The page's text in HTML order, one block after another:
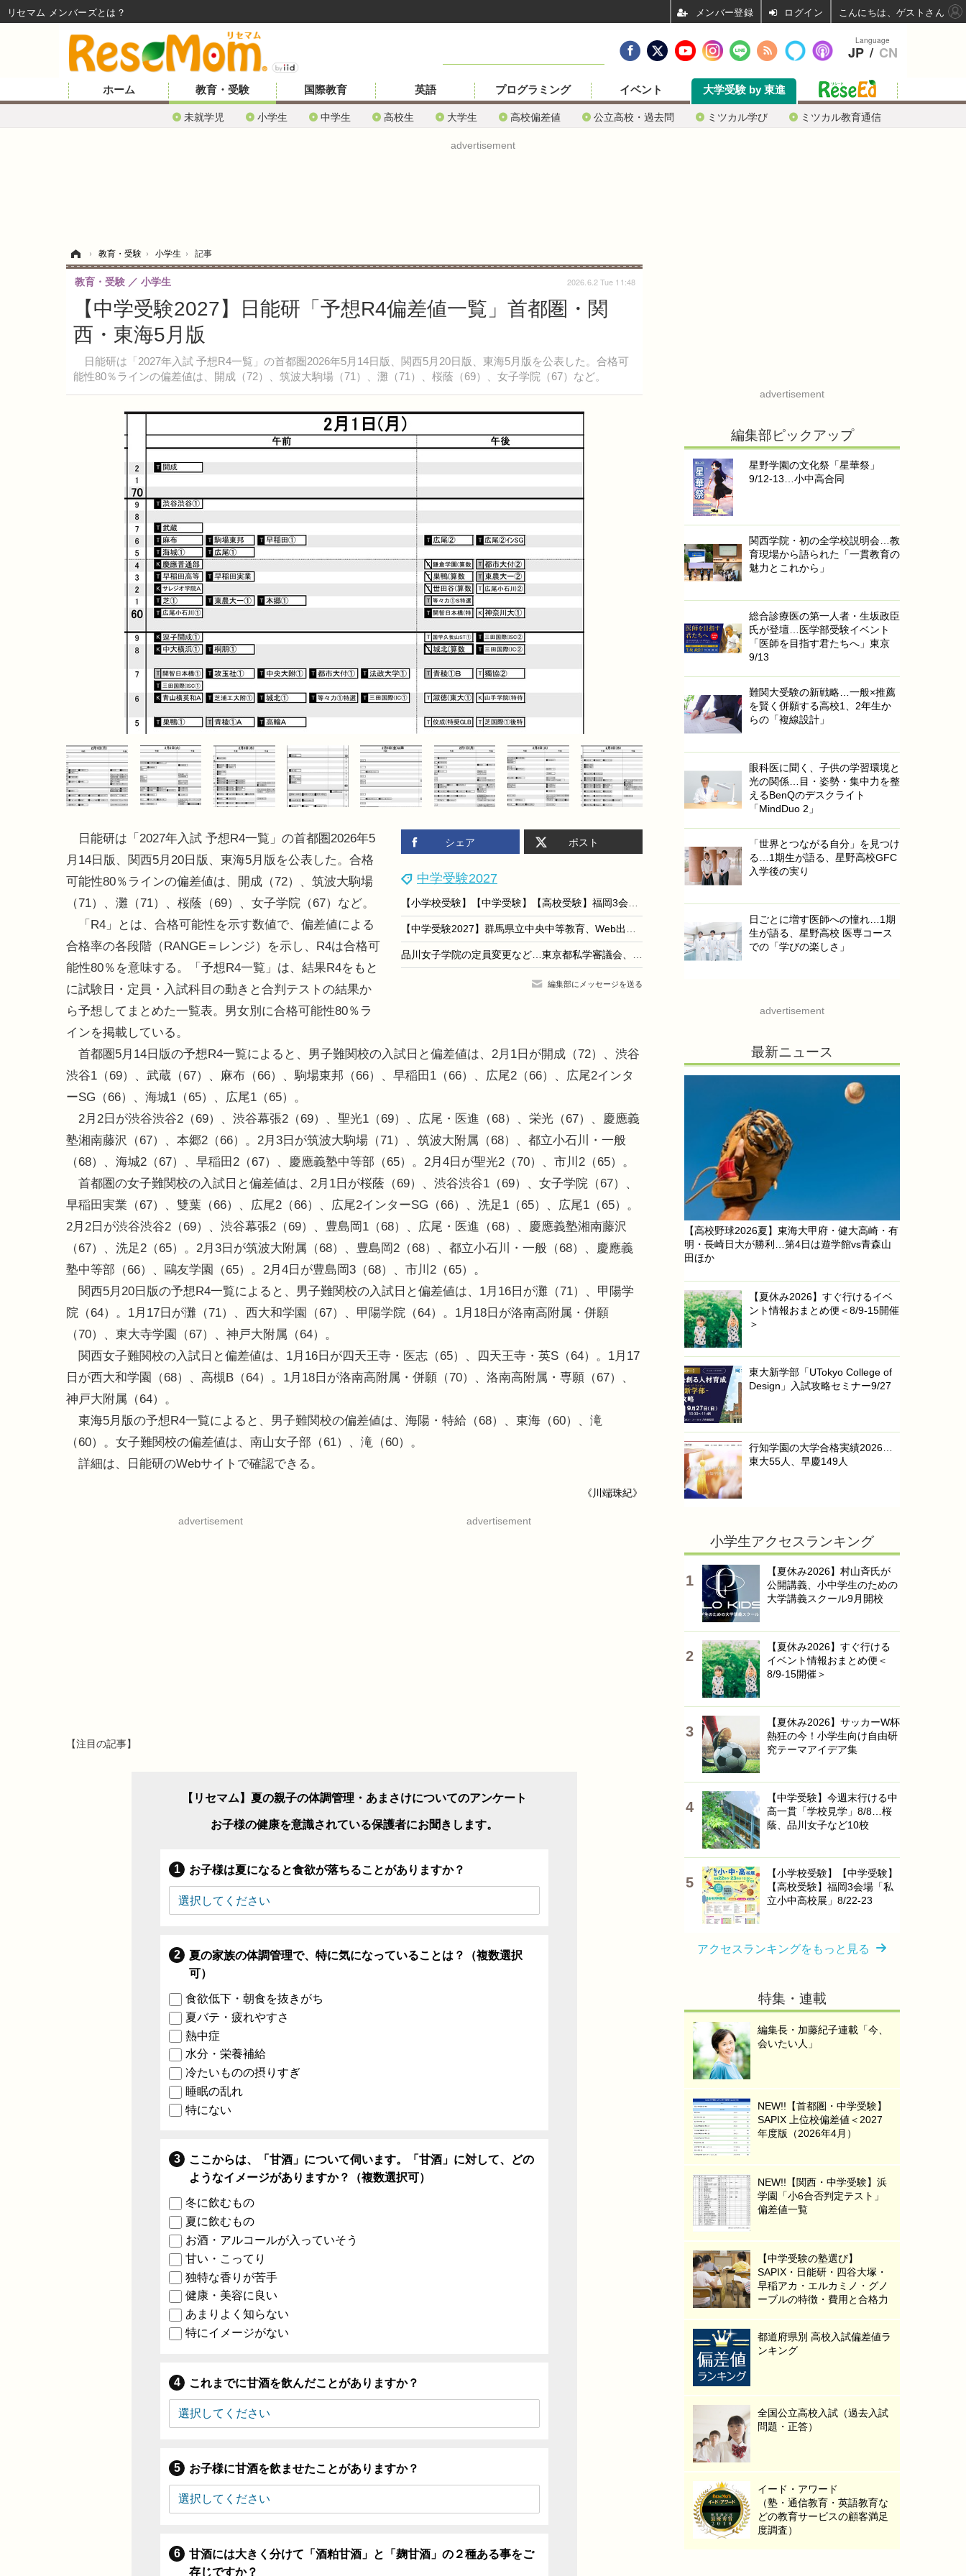
ホーム 教育・受験
未就学児 小学生 中学生 高校生 大学生 高校偏差値 公立高校・過去問 ミツカル学び ミツカル教育通信
国際教育 英語 プログラミング イベント 大学受験 by 東進
advertisement
› 教育・受験 › 小学生 › 記事
【中学受験2027】日能研「予想R4偏差値一覧」首都圏・関
西・東海5月版
日能研は「2027年入試 予想R4一覧」の首都圏2026年5月14日版、関西5月20日版、東海5月版を公表した。合格可
能性80％ラインの偏差値は、開成（72）、筑波大駒場（71）、灘（71）、桜蔭（69）、女子学院（67）など。
教育・受験 小学生 2026.6.2 Tue 11:48
シェア ポスト
中学受験2027
【小学校受験】【中学受験】【高校受験】福岡3会場「私立小中高校展」8/22-23
【中学受験2027】群馬県立中央中等教育、Web出願登録11/16より
品川女子学院の定員変更など…東京都私学審議会、10件を認可
編集部にメッセージを送る
日能研は「2027年入試 予想R4一覧」の首都圏2026年5
月14日版、関西5月20日版、東海5月版を公表した。合格
可能性80％ラインの偏差値は、開成（72）、筑波大駒場
（71）、灘（71）、桜蔭（69）、女子学院（67）など。
「R4」とは、合格可能性を示す数値で、偏差値による
合格率の各段階（RANGE＝レンジ）を示し、R4は合格可
能性80％を意味する。「予想R4一覧」は、結果R4をもと
に試験日・定員・入試科目の動きと合判テストの結果か
ら予想してまとめた一覧表。男女別に合格可能性80％ラ
インを掲載している。
首都圏5月14日版の予想R4一覧によると、男子難関校の入試日と偏差値は、2月1日が開成（72）、渋谷
渋谷1（69）、武蔵（67）、麻布（66）、駒場東邦（66）、早稲田1（66）、広尾2（66）、広尾2インタ
ーSG（66）、海城1（65）、広尾1（65）。
2月2日が渋谷渋谷2（69）、渋谷幕張2（69）、聖光1（69）、広尾・医進（68）、栄光（67）、慶應義
塾湘南藤沢（67）、本郷2（66）。2月3日が筑波大駒場（71）、筑波大附属（68）、都立小石川・一般
（68）、海城2（67）、早稲田2（67）、慶應義塾中等部（65）。2月4日が聖光2（70）、市川2（65）。
首都圏の女子難関校の入試日と偏差値は、2月1日が桜蔭（69）、渋谷渋谷1（69）、女子学院（67）、
早稲田実業（67）、雙葉（66）、広尾2（66）、広尾2インターSG（66）、洗足1（65）、広尾1（65）。
2月2日が渋谷渋谷2（69）、渋谷幕張2（69）、豊島岡1（68）、広尾・医進（68）、慶應義塾湘南藤沢
（67）、洗足2（65）。2月3日が筑波大附属（68）、豊島岡2（68）、都立小石川・一般（68）、慶應義
塾中等部（66）、鷗友学園（65）。2月4日が豊島岡3（68）、市川2（65）。
関西5月20日版の予想R4一覧によると、男子難関校の入試日と偏差値は、1月16日が灘（71）、甲陽学
院（64）。1月17日が灘（71）、西大和学園（67）、甲陽学院（64）。1月18日が洛南高附属・併願
（70）、東大寺学園（67）、神戸大附属（64）。
関西女子難関校の入試日と偏差値は、1月16日が四天王寺・医志（65）、四天王寺・英S（64）。1月17
日が西大和学園（68）、高槻B（64）。1月18日が洛南高附属・併願（70）、洛南高附属・専願（67）、
神戸大附属（64）。
東海5月版の予想R4一覧によると、男子難関校の偏差値は、海陽・特給（68）、東海（60）、滝
（60）。女子難関校の偏差値は、南山女子部（61）、滝（60）。
詳細は、日能研のWebサイトで確認できる。
《川端珠紀》
advertisement advertisement
【注目の記事】
【リセマム】夏の親子の体調管理・あまさけについてのアンケート
お子様の健康を意識されている保護者にお聞きします。
お子様は夏になると食欲が落ちることがありますか？
夏の家族の体調管理で、特に気になっていることは？（複数選択
可）
食欲低下・朝食を抜きがち
夏バテ・疲れやすさ
熱中症
水分・栄養補給
冷たいものの摂りすぎ
睡眠の乱れ
特にない
ここからは、「甘酒」について伺います。「甘酒」に対して、どの
ようなイメージがありますか？（複数選択可）
冬に飲むもの
夏に飲むもの
お酒・アルコールが入っていそう
甘い・こってり
独特な香りが苦手
健康・美容に良い
あまりよく知らない
特にイメージがない
これまでに甘酒を飲んだことがありますか？
お子様に甘酒を飲ませたことがありますか？
甘酒には大きく分けて「酒粕甘酒」と「麹甘酒」の２種ある事をご
存じですか？
advertisement
編集部ピックアップ
星野学園の文化祭「星華祭」
9/12-13…小中高合同
関西学院・初の全学校説明会…教
育現場から語られた「一貫教育の
魅力とこれから」
総合診療医の第一人者・生坂政臣
氏が登壇…医学部受験イベント
「医師を目指す君たちへ」東京
9/13
難関大受験の新戦略…一般×推薦
を賢く併願する高校1、2年生か
らの「複線設計」
眼科医に聞く、子供の学習環境と
光の関係…目・姿勢・集中力を整
えるBenQのデスクライト
「MindDuo 2」
「世界とつながる自分」を見つけ
る…1期生が語る、星野高校GFC
入学後の実り
日ごとに増す医師への憧れ…1期
生が語る、星野高校 医専コース
での「学びの楽しさ」
advertisement
最新ニュース
【高校野球2026夏】東海大甲府・健大高崎・有
明・長崎日大が勝利…第4日は遊学館vs青森山
田ほか
【夏休み2026】すぐ行けるイベ
ント情報おまとめ便＜8/9-15開催
＞
東大新学部「UTokyo College of
Design」入試攻略セミナー9/27
行知学園の大学合格実績2026…
東大55人、早慶149人
小学生アクセスランキング
【夏休み2026】村山斉氏が
公開講義、小中学生のための
大学講義スクール9月開校
【夏休み2026】すぐ行ける
イベント情報おまとめ便＜
8/9-15開催＞
【夏休み2026】サッカーW杯
熱狂の今！小学生向け自由研
究テーマアイデア集
【中学受験】今週末行ける中
高一貫「学校見学」8/8…桜
蔭、品川女子など10校
【小学校受験】【中学受験】
【高校受験】福岡3会場「私
立小中高校展」8/22-23
アクセスランキングをもっと見る
特集・連載
編集長・加藤紀子連載「今、
会いたい人」
NEW!!【首都圏・中学受験】
SAPIX 上位校偏差値＜2027
年度版（2026年4月）
NEW!!【関西・中学受験】浜
学園「小6合否判定テスト」
偏差値一覧
【中学受験の塾選び】
SAPIX・日能研・四谷大塚・
早稲アカ・エルカミノ・グノ
ーブルの特徴・費用と合格力
都道府県別 高校入試偏差値ラ
ンキング
全国公立高校入試（過去入試
問題・正答）
イード・アワード
（塾・通信教育・英語教育な
どの教育サービスの顧客満足
度調査）
Language
JP / CN
リセマム メンバーズ ログイン こんにちは、ゲストさん